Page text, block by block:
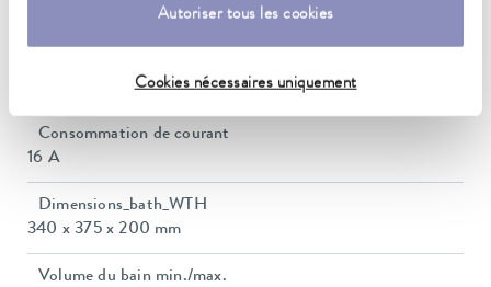
Autoriser tous les cookies
Cookies nécessaires uniquement
Consommation de courant
16 A
Dimensions_bath_WTH
340 x 375 x 200 mm
Volume du bain min./max.